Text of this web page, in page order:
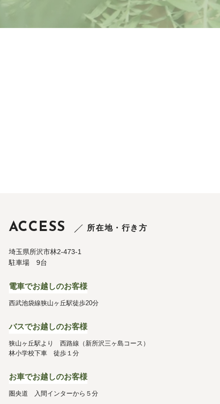
ACCESS 所在地・行き方
埼玉県所沢市林2-473-1
駐車場 9台
電車でお越しのお客様
西武池袋線狭山ヶ丘駅徒歩20分
バスでお越しのお客様
狭山ヶ丘駅より 西路線（新所沢三ヶ島コース）
林小学校下車 徒歩１分
お車でお越しのお客様
圏央道 入間インターから５分